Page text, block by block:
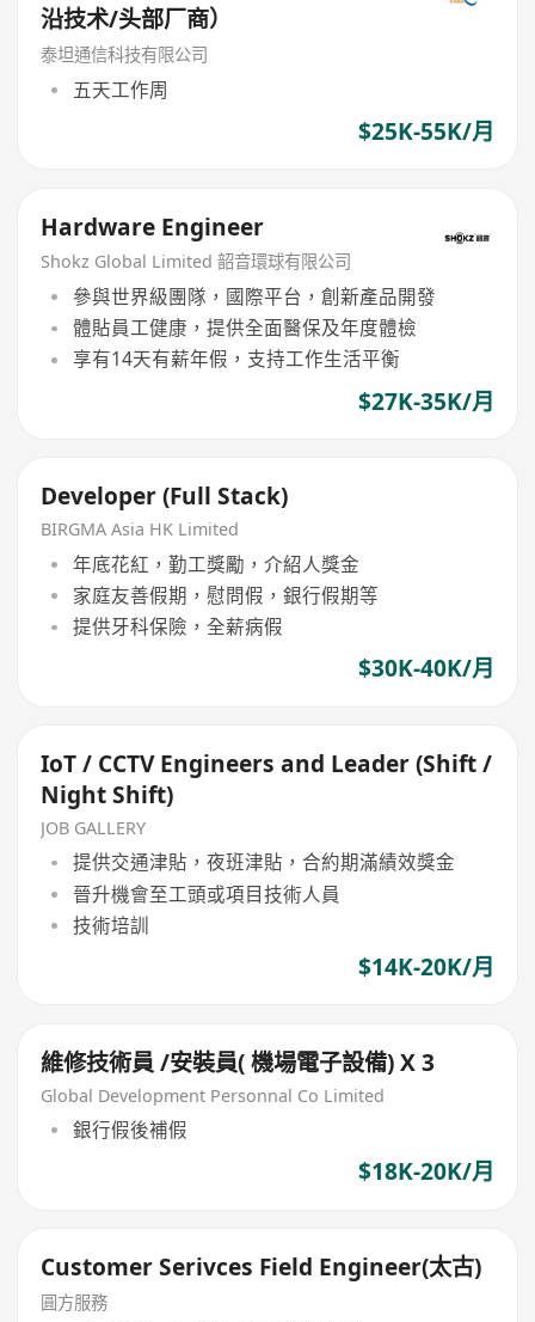
沿技术/头部厂商）
泰坦通信科技有限公司
五天工作周
$25K-55K/月
Hardware Engineer
Shokz Global Limited 韶音環球有限公司
參與世界級團隊，國際平台，創新產品開發
體貼員工健康，提供全面醫保及年度體檢
享有14天有薪年假，支持工作生活平衡
$27K-35K/月
Developer (Full Stack)
BIRGMA Asia HK Limited
年底花紅，勤工獎勵，介紹人獎金
家庭友善假期，慰問假，銀行假期等
提供牙科保險，全薪病假
$30K-40K/月
IoT / CCTV Engineers and Leader (Shift /
Night Shift)
JOB GALLERY
提供交通津貼，夜班津貼，合約期滿績效獎金
晉升機會至工頭或項目技術人員
技術培訓
$14K-20K/月
維修技術員 /安裝員( 機場電子設備) X 3
Global Development Personnal Co Limited
銀行假後補假
$18K-20K/月
Customer Serivces Field Engineer(太古)
圓方服務